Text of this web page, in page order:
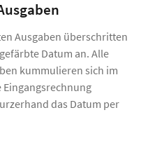
Ausgaben überschritten
Datum an. Alle
kummulieren sich im
Eingangsrechnung
das Datum per